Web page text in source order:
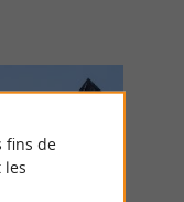
fins de